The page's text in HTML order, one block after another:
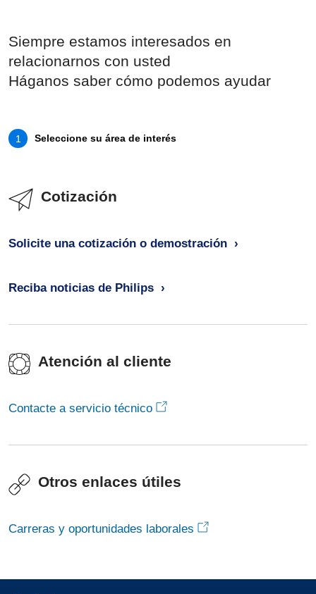
Siempre estamos interesados en
relacionarnos con usted
Háganos saber cómo podemos ayudar
1 Seleccione su área de interés
Cotización
Solicite una cotización o demostración
Reciba noticias de Philips
Atención al cliente
Contacte a servicio técnico
Otros enlaces útiles
Carreras y oportunidades laborales